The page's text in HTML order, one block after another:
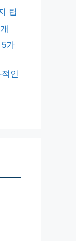
팁
5가
인